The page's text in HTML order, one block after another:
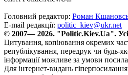
Головний редактор: Роман
E-mail редакції: politic_kiev@ukr.net
© 2007— 2026. "Politic.Kiev.Ua".
Цитування, копіювання окремих
републікування, передрук чи будь-
інформації можливе за умови
Для інтернет-видань